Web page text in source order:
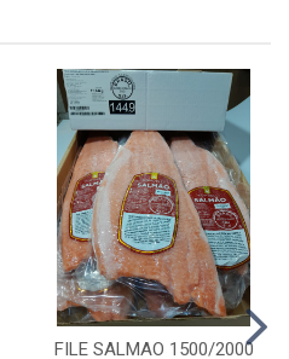
FILE SALMAO 1500/2000